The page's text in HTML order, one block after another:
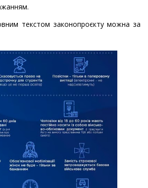
текстом законопроєкту можна за